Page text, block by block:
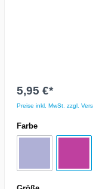
5,95 €*
Preise inkl. MwSt. zzgl.
Farbe